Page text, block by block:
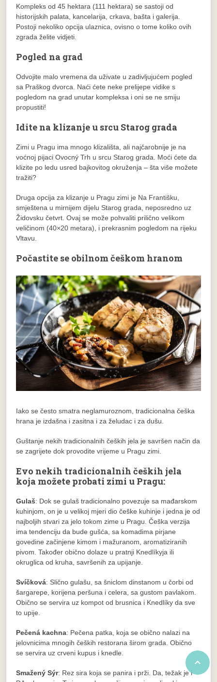
Kompleks od 45 hektara (111 hektara) se sastoji od
historijskih palata, kancelarija, crkava, bašta i galerija.
Postoji nekoliko opcija ulaznica, ovisno o tome koliko ovih
zgrada želite vidjeti.
Pogled na grad
Odvojite malo vremena da uživate u zadivljujućem pogled
sa Praškog dvorca. Naći ćete neke prelijepe vidike s
pogledom na grad unutar kompleksa i oni se ne smiju
propustiti!
Idite na klizanje u srcu Starog grada
Zimi u Pragu ima mnogo klizališta, ali najčarobnije je na
voćnoj pijaci Ovocný Trh u srcu Starog grada. Moći ćete da
klizite po ledu usred bajkovitog okruženja – šta više možete
tražiti?
Druga opcija za klizanje u Pragu zimi je Na Františku,
smještena u mirnijem dijelu Starog grada, neposredno uz
Židovsku četvrt. Ovaj se može pohvaliti prilično velikom
veličinom (40×20 metara), i prekrasnim pogledom na rijeku
Vltavu.
Počastite se obilnom češkom hranom
Iako se često smatra neglamuroznom, tradicionalna češka
hrana je izdašna i zasitna i za želudac i za dušu.
Guštanje nekih tradicionalnih čeških jela je savršen način da
se zagrijete dok provodite vrijeme u Pragu zimi.
Evo nekih tradicionalnih čeških jela
koja možete probati zimi u Pragu:
Gulaš: Dok se gulaš tradicionalno povezuje sa mađarskom
kuhinjom, on je u velikoj mjeri dio češke kuhinje i jedna je od
najboljih stvari za jelo tokom zime u Pragu. Češka verzija
ima tendenciju da bude gušća, sa komadima pirjane
govedine začinjene kimom i mažuranom, aromatiziranih
pivom. Također obično dolaze u pratnji Knedlíkyja ili
okruglica od kruha, savršenih za upijanje.
Svíčková: Slično gulašu, sa šniclom dinstanom u čorbi od
šargarepe, korijena peršuna i celera, sa gustom pavlakom.
Obično se servira uz kompot od brusnica i Knedlíky da sve
to upije.
Pečená kachna: Pečena patka, koja se obično nalazi na
jelovnicima mnogih čeških restorana širom grada. Obično
se servira uz crveni kupus i knedle.
Smažený Sýr: Rez sira koja se panira i prži. Da, težak je i
